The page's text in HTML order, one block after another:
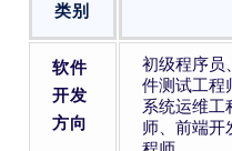
类别
软件
开发
方向
初级程序员
件测试工程
系统运维工
师、前端开